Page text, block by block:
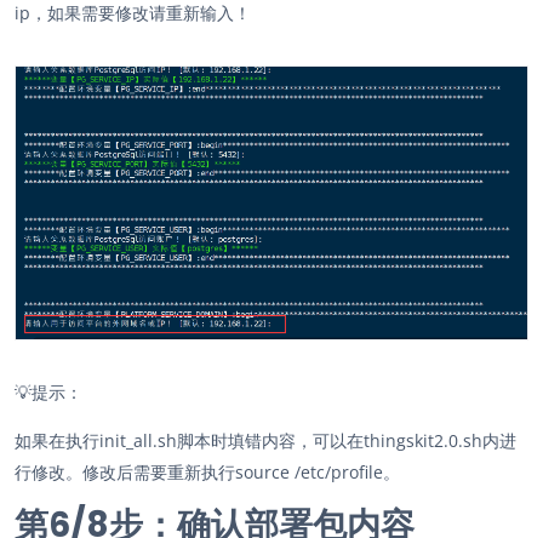
ip，如果需要修改请重新输入！
💡提示：
如果在执行init_all.sh脚本时填错内容，可以在thingskit2.0.sh内进
行修改。修改后需要重新执行source /etc/profile。
第6/8步：确认部署包内容